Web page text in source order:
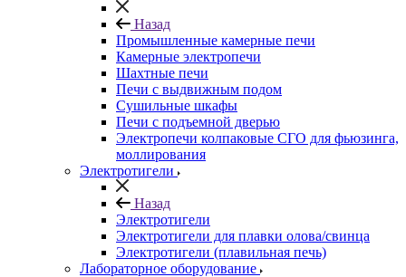
Назад
Промышленные камерные печи
Камерные электропечи
Шахтные печи
Печи с выдвижным подом
Сушильные шкафы
Печи с подъемной дверью
Электропечи колпаковые СГО для фьюзинга,
моллирования
Электротигели
Назад
Электротигели
Электротигели для плавки олова/свинца
Электротигели (плавильная печь)
Лабораторное оборудование